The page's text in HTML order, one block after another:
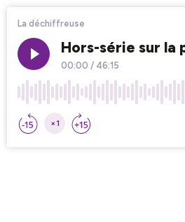
La déchiffreuse
Hors-série sur la
00:00 / 46:15
×1